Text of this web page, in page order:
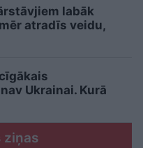
labāk
atradīs veidu,
Ukrainai. Kurā
ziņas